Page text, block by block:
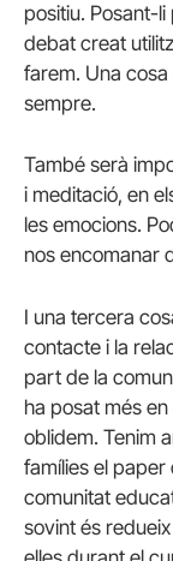
positiu. Posant-
debat creat
farem. Una
sempre.
També serà
i meditació, en
les emocions.
nos encomanar
I una tercera
contacte i la
part de la
ha posat més
oblidem. Tenim
famílies el paper
comunitat
sovint és